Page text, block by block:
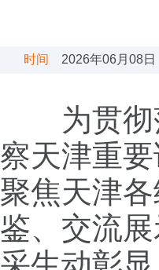
时间 2026年06月08
为贯
察天津重
聚焦天津
鉴、交流